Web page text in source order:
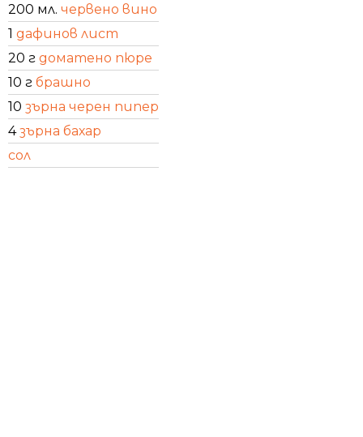
200 мл. червено вино
1 дафинов лист
20 г доматено пюре
10 г брашно
10 зърна черен пипер
4зърна бахар
сол